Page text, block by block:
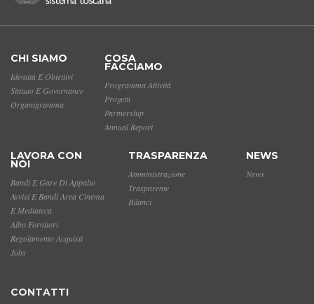
CHI SIAMO
Identità E Obiettivi
Statuto E Governance
Organigramma
COSA
FACCIAMO
Programma Attività
Progetti
Partnership
Annual Report
LAVORA CON
NOI
Bandi E Gare Di Appalto
Avvisi E Bandi Area Cinema
E Mediateca
Albo Fornitori
Regolamento Acquisti
Jobs
TRASPARENZA
Amministrazione
Trasparente
Bilanci
NEWS
News
CONTATTI